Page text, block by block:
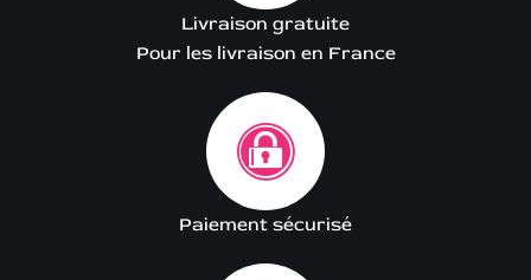
Livraison gratuite
Pour les livraison en France
Paiement sécurisé